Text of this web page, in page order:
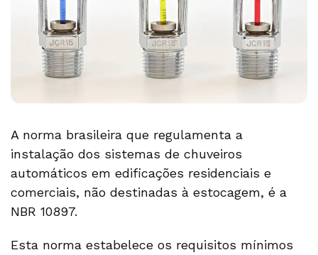
A norma brasileira que regulamenta a
instalação dos sistemas de chuveiros
automáticos em edificações residenciais e
comerciais, não destinadas à estocagem, é a
NBR 10897.
Esta norma estabelece os requisitos mínimos